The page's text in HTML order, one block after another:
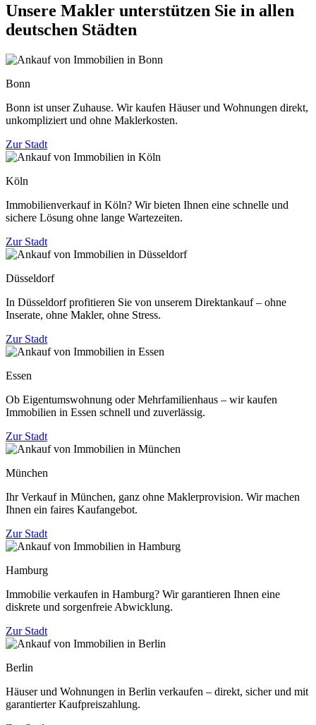
Unsere Makler unterstützen Sie in allen
deutschen Städten
Bonn
Bonn ist unser Zuhause. Wir kaufen Häuser und Wohnungen direkt,
unkompliziert und ohne Maklerkosten.
Zur Stadt
Köln
Immobilienverkauf in Köln? Wir bieten Ihnen eine schnelle und
sichere Lösung ohne lange Wartezeiten.
Zur Stadt
Düsseldorf
In Düsseldorf profitieren Sie von unserem Direktankauf – ohne
Inserate, ohne Makler, ohne Stress.
Zur Stadt
Essen
Ob Eigentumswohnung oder Mehrfamilienhaus – wir kaufen
Immobilien in Essen schnell und zuverlässig.
Zur Stadt
München
Ihr Verkauf in München, ganz ohne Maklerprovision. Wir machen
Ihnen ein faires Kaufangebot.
Zur Stadt
Hamburg
Immobilie verkaufen in Hamburg? Wir garantieren Ihnen eine
diskrete und sorgenfreie Abwicklung.
Zur Stadt
Berlin
Häuser und Wohnungen in Berlin verkaufen – direkt, sicher und mit
garantierter Kaufpreiszahlung.